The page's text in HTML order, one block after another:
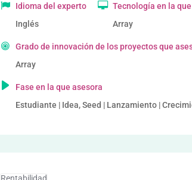
Idioma del experto
Inglés
Tecnología en la
Array
Grado de innovación de los proyectos que
Array
Fase en la que asesora
Estudiante | Idea, Seed | Lanzamiento |